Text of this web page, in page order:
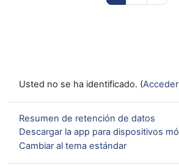
Usted no se ha identificado. (Acceder
Resumen de retención de datos
Descargar la app para dispositivos
Cambiar al tema estándar